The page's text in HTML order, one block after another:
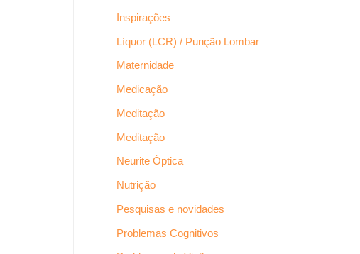
Inspirações
Líquor (LCR) / Punção Lombar
Maternidade
Medicação
Meditação
Meditação
Neurite Óptica
Nutrição
Pesquisas e novidades
Problemas Cognitivos